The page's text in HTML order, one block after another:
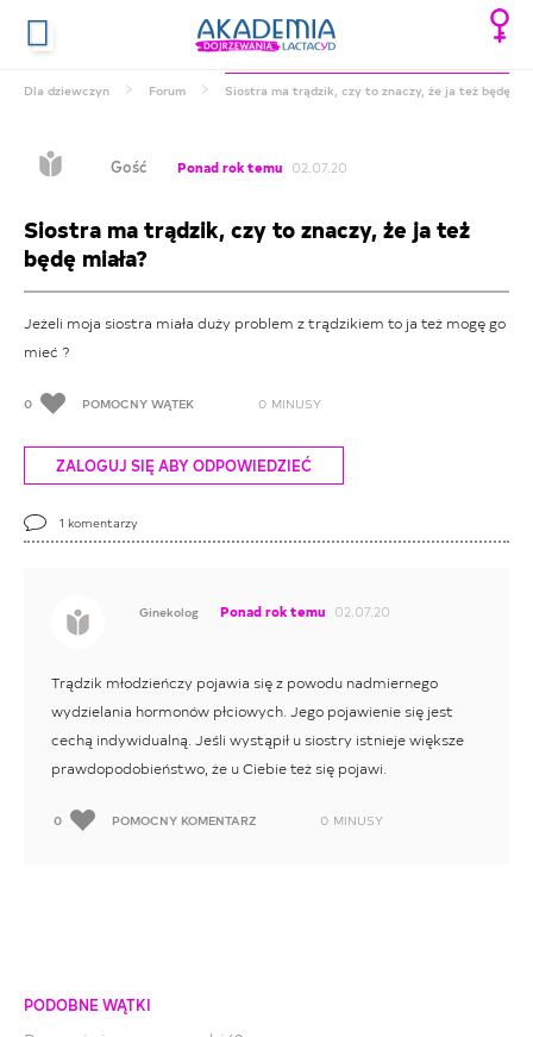
Dla dziewczyn Forum Siostra ma trądzik, czy to znaczy, że ja też będę
Gość Ponad rok temu 02.07.20
Siostra ma trądzik, czy to znaczy, że ja też
będę miała?
Jeżeli moja siostra miała duży problem z trądzikiem to ja też mogę go
mieć ?
0 POMOCNY WĄTEK 0 MINUSY
ZALOGUJ SIĘ ABY ODPOWIEDZIEĆ
1 komentarzy
Ginekolog Ponad rok temu 02.07.20
Trądzik młodzieńczy pojawia się z powodu nadmiernego
wydzielania hormonów płciowych. Jego pojawienie się jest
cechą indywidualną. Jeśli wystąpił u siostry istnieje większe
prawdopodobieństwo, że u Ciebie też się pojawi.
0 POMOCNY KOMENTARZ 0 MINUSY
PODOBNE WĄTKI